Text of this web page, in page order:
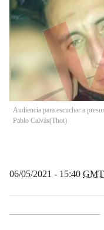
Audiencia para escuchar a
Pablo Calvás(Thot)
06/05/2021 - 15:40